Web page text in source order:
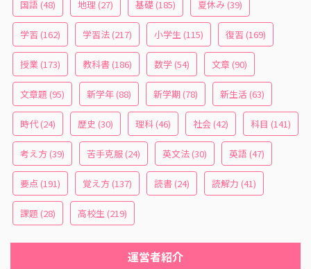
国語 (48) 地理(27) 基礎(185) 夏休み (39)
学習 (162) 学習法(217) 小学生(115) 復習 (169)
授業(173) 教科書(186) 数学(54) 文章 (90)
文章題 (95) 新学年(88) 新学期(78) 新生活(63)
時代(24) 歴史 (30) 理科(46) 社会(42) 科目 (141)
考え方(39) 苦手克服(24) 英文法(30) 英語 (47)
要点 (191) 覚え方(137) 読書(24) 読解力 (41)
課題 (28) 高校生(219)
運営者紹介